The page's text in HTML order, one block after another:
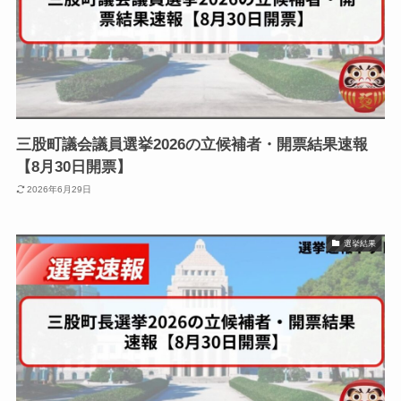
三股町議会議員選挙2026の立候補者・開票結果速報
【8月30日開票】
2026年6月29日
選挙結果